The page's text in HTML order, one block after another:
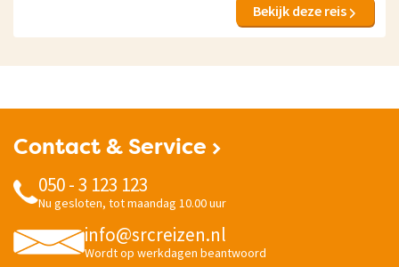
Bekijk deze reis
Contact & Service
050 - 3 123 123
Nu gesloten, tot maandag 10.00 uur
info@srcreizen.nl
Wordt op werkdagen beantwoord